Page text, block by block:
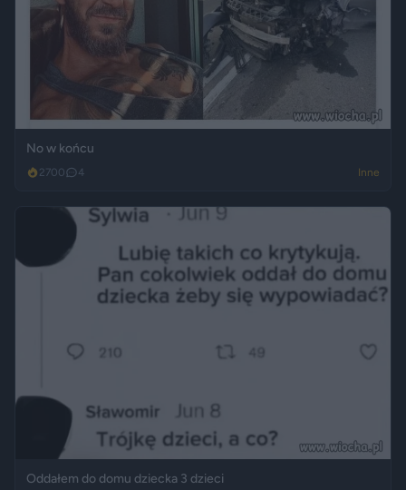
No w końcu
2700 4 Inne
Oddałem do domu dziecka 3 dzieci